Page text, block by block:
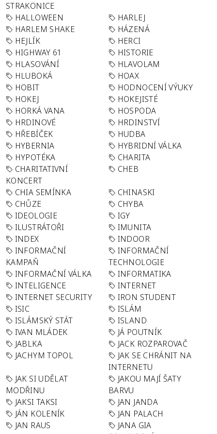
STRAKONICE
HALLOWEEN
HARLEJ
HARLEM SHAKE
HÁZENÁ
HEJLÍK
HERCI
HIGHWAY 61
HISTORIE
HLASOVÁNÍ
HLAVOLAM
HLUBOKÁ
HOAX
HOBIT
HODNOCENÍ VÝUKY
HOKEJ
HOKEJISTÉ
HORKÁ VANA
HOSPODA
HRDINOVÉ
HRDINSTVÍ
HŘEBÍČEK
HUDBA
HYBERNIA
HYBRIDNÍ VÁLKA
HYPOTÉKA
CHARITA
CHARITATIVNÍ
KONCERT
CHEB
CHIA SEMÍNKA
CHINASKI
CHŮZE
CHYBA
IDEOLOGIE
IGY
ILUSTRÁTOŘI
IMUNITA
INDEX
INDOOR
INFORMAČNÍ
KAMPAŇ
INFORMAČNÍ
TECHNOLOGIE
INFORMAČNÍ VÁLKA
INFORMATIKA
INTELIGENCE
INTERNET
INTERNET SECURITY
IRON STUDENT
ISIC
ISLÁM
ISLÁMSKÝ STÁT
ISLAND
IVAN MLÁDEK
JÁ POUTNÍK
JABLKA
JACK ROZPAROVAČ
JACHYM TOPOL
JAK SE CHRÁNIT NA
INTERNETU
JAK SI UDĚLAT
MODŘINU
JAKOU MAJÍ ŠATY
BARVU
JAKSI TAKSI
JAN JANDA
JÁN KOLENÍK
JAN PALACH
JAN RAUS
JANA GIA